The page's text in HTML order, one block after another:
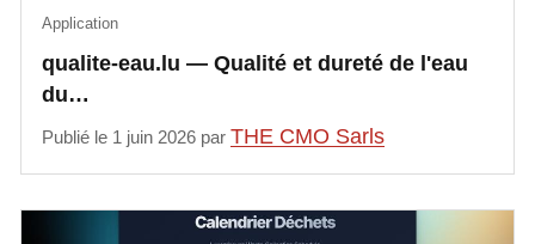
qualite-eau.lu — Qualité et dureté de l'eau
du…
Application
Publié le 1 juin 2026 parTHE CMO Sarls